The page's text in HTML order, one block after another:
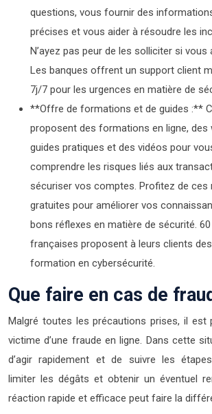
questions, vous fournir des
précises et vous aider à résoudre les
N’ayez pas peur de les solliciter si vous
Les banques offrent un support client
7j/7 pour les urgences en matière de
**Offre de formations et de guides :**
proposent des formations en ligne, des
guides pratiques et des vidéos pour
comprendre les risques liés aux
sécuriser vos comptes. Profitez de ces
gratuites pour améliorer vos
bons réflexes en matière de sécurité.
françaises proposent à leurs clients
formation en cybersécurité.
Que faire en cas de
Malgré toutes les précautions prises, il est
victime d’une fraude en ligne. Dans cette
d’agir rapidement et de suivre les
limiter les dégâts et obtenir un éventuel
réaction rapide et efficace peut faire la